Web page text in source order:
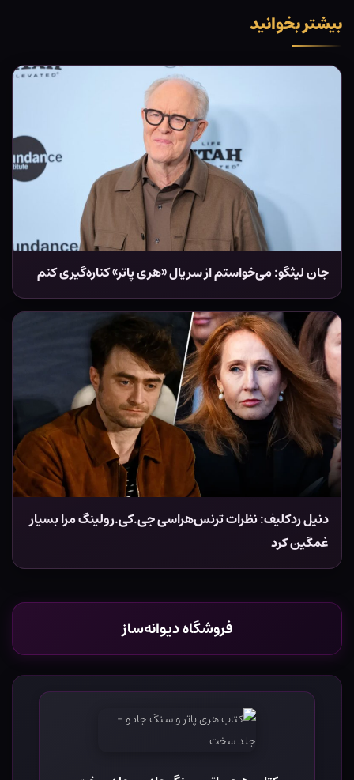
بیشتر بخوانید
جان لیثگو: می‌خواستم از سریال «هری پاتر» کناره‌گیری کنم
دنیل ردکلیف: نظرات ترنس‌هراسی جی.کی.رولینگ مرا بسیار
غمگین کرد
فروشگاه دیوانه‌ساز